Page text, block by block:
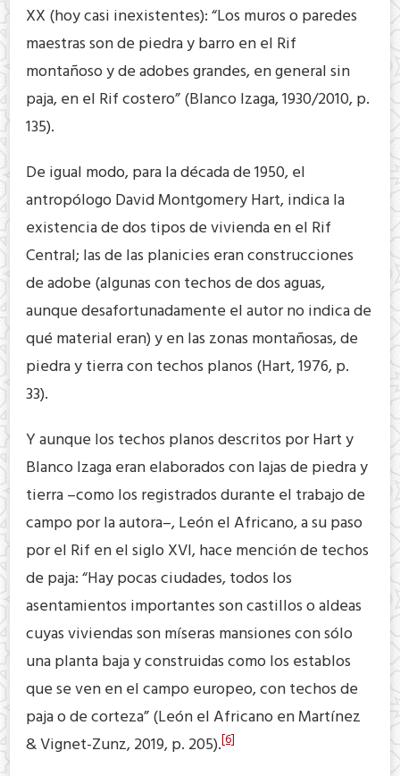
XX (hoy casi inexistentes): “Los muros o paredes
maestras son de piedra y barro en el Rif
montañoso y de adobes grandes, en general sin
paja, en el Rif costero” (Blanco Izaga, 1930/2010, p.
135).
De igual modo, para la década de 1950, el
antropólogo David Montgomery Hart, indica la
existencia de dos tipos de vivienda en el Rif
Central; las de las planicies eran construcciones
de adobe (algunas con techos de dos aguas,
aunque desafortunadamente el autor no indica de
qué material eran) y en las zonas montañosas, de
piedra y tierra con techos planos (Hart, 1976, p.
33).
Y aunque los techos planos descritos por Hart y
Blanco Izaga eran elaborados con lajas de piedra y
tierra –como los registrados durante el trabajo de
campo por la autora–, León el Africano, a su paso
por el Rif en el siglo XVI, hace mención de techos
de paja: “Hay pocas ciudades, todos los
asentamientos importantes son castillos o aldeas
cuyas viviendas son míseras mansiones con sólo
una planta baja y construidas como los establos
que se ven en el campo europeo, con techos de
paja o de corteza” (León el Africano en Martínez
& Vignet-Zunz, 2019, p. 205).[6]